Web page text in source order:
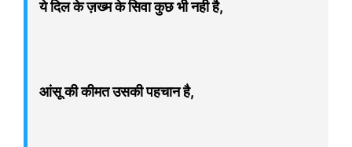
ये दिल के ज़ख्म के सिवा कुछ भी नही है,
आंसू की कीमत उसकी पहचान है,